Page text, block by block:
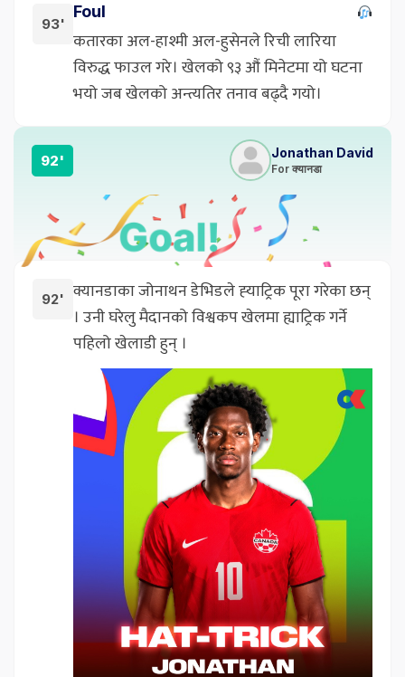
93'
Foul
कतारका अल-हाश्मी अल-हुसेनले रिची लारिया
विरुद्ध फाउल गरे। खेलको ९३ औं मिनेटमा यो घटना
भयो जब खेलको अन्त्यतिर तनाव बढ्दै गयो।
92' Jonathan David
For क्यानडा
92' क्यानडाका जोनाथन डेभिडले ह्‍याट्रिक पूरा गरेका छन्
। उनी घरेलु मैदानको विश्वकप खेलमा ह्याट्रिक गर्ने
पहिलो खेलाडी हुन् ।